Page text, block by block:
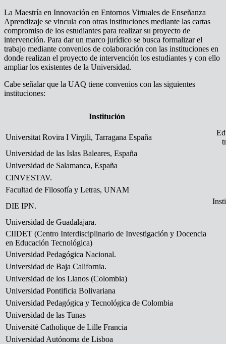
La Maestría en Innovación en Entornos Virtuales de Enseñanza
Aprendizaje se vincula con otras instituciones mediante las cartas
compromiso de los estudiantes para realizar su proyecto de
intervención. Para dar un marco jurídico se busca formalizar el
trabajo mediante convenios de colaboración con las instituciones en
donde realizan el proyecto de intervención los estudiantes y con ello
ampliar los existentes de la Universidad.
Cabe señalar que la UAQ tiene convenios con las siguientes
instituciones:
Institución
Universitat Rovira I Virgili, Tarragana España
Universidad de las Islas Baleares, España
Universidad de Salamanca, España
CINVESTAV.
Facultad de Filosofía y Letras, UNAM
DIE IPN.
Universidad de Guadalajara.
CIIDET (Centro Interdisciplinario de Investigación y Docencia
en Educación Tecnológica)
Universidad Pedagógica Nacional.
Universidad de Baja California.
Universidad de los Llanos (Colombia)
Universidad Pontificia Bolivariana
Universidad Pedagógica y Tecnológica de Colombia
Universidad de las Tunas
Université Catholique de Lille Francia
Universidad Autónoma de Lisboa